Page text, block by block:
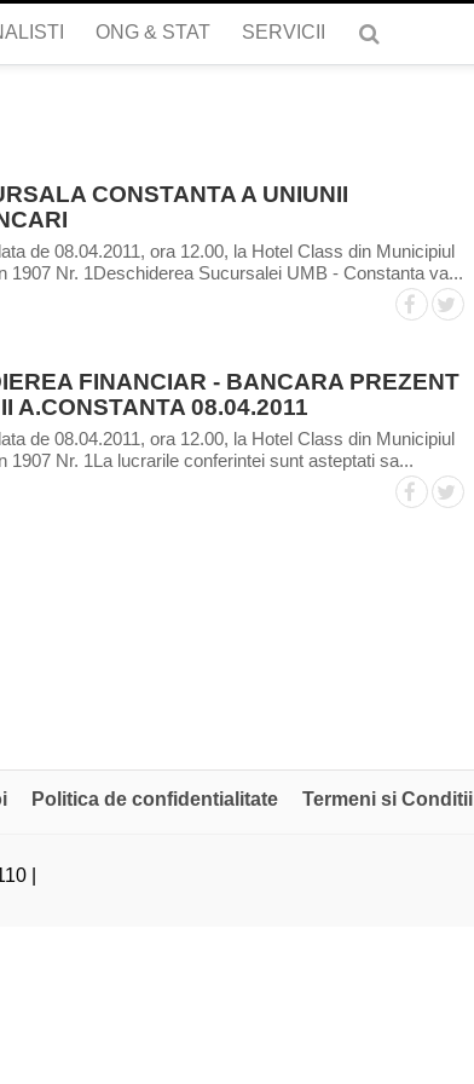
ONG & STAT SERVICII
CONSTANTA A UNIUNII
de 08.04.2011, ora 12.00, la Hotel Class din Municipiul
1907 Nr. 1Deschiderea Sucursalei UMB - Constanta va...
FINANCIAR - BANCARA PREZENT
A.CONSTANTA 08.04.2011
de 08.04.2011, ora 12.00, la Hotel Class din Municipiul
1907 Nr. 1La lucrarile conferintei sunt asteptati sa...
Politica de confidentialitate Termeni si Conditii
|